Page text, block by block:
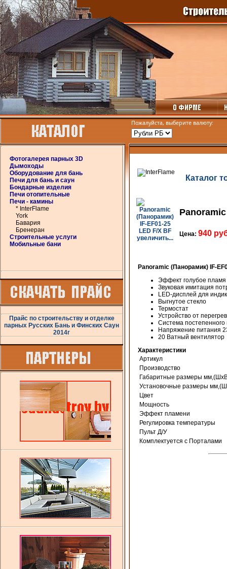
Фотогалерея парных 3D
Дымоходы
Оборудование для бань
Печи для бань и саун
Бондарные изделия
Печи отопительные
Печи - камины
* InterFlame
York
Бавария
Бренеран
Строительные услуги
Мобильные бани
Прайс по строительству и отделке
парных Русских Бань и Финских Саун
2014г
Пожалуйста, выберите валюту:
Каталог
увеличить...
Цена: 940
Panoramic (Панорамик) IF-
Эффект голубое пламя
Звуковая имитация
LED-дисплей для
Выгнутое стекло
Термостат
Устройство от
Система
Напряжение питания
20 Ватный вентилятор
Характеристики
Артикул
Производство
Габаритные размеры
Установочные размеры
Цвет
Мощность
Эффект пламени
Регулировка температуры
Пульт Д/У
Комплектуeтся с Порталами